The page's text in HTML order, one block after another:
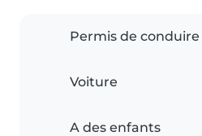
Permis de conduire
Voiture
A des enfants